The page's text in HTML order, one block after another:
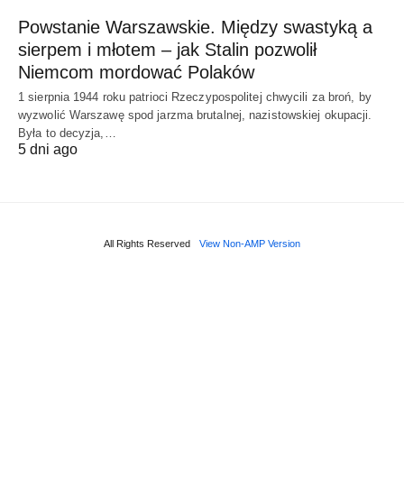
Powstanie Warszawskie. Między swastyką a
sierpem i młotem – jak Stalin pozwolił
Niemcom mordować Polaków
1 sierpnia 1944 roku patrioci Rzeczypospolitej chwycili za broń, by
wyzwolić Warszawę spod jarzma brutalnej, nazistowskiej okupacji.
Była to decyzja,…
5 dni ago
All Rights Reserved View Non-AMP Version